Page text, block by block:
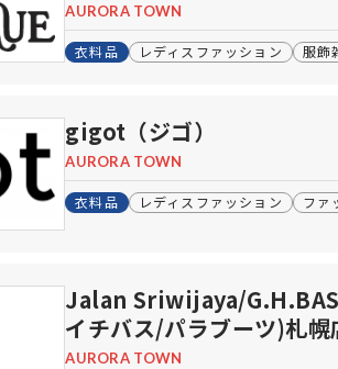
AURORA TOWN
衣料品 レディスファッション 服飾
gigot（ジゴ）
AURORA TOWN
衣料品 レディスファッション ファ
Jalan Sriwijaya/
イチバス/パラブーツ)札幌
AURORA TOWN